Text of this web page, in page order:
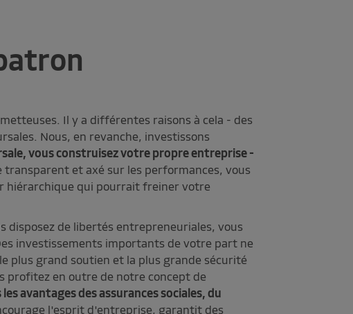
Il y a différentes raisons à cela - des
Nous, en revanche, investissons
vous construisez votre propre entreprise -
transparent et axé sur les performances, vous
hiérarchique qui pourrait freiner votre
disposez de libertés entrepreneuriales, vous
investissements importants de votre part ne
plus grand soutien et la plus grande sécurité
en outre de notre concept de
avantages des assurances sociales, du
l'esprit d'entreprise, garantit des